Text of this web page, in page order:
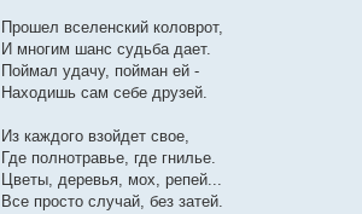
Прошел вселенский коловрот,
И многим шанс судьба дает.
Поймал удачу, пойман ей -
Находишь сам себе друзей.
Из каждого взойдет свое,
Где полнотравье, где гнилье.
Цветы, деревья, мох, репей...
Все просто случай, без затей.